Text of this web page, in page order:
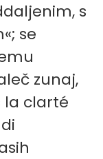
s
se
zunaj,
la clarté